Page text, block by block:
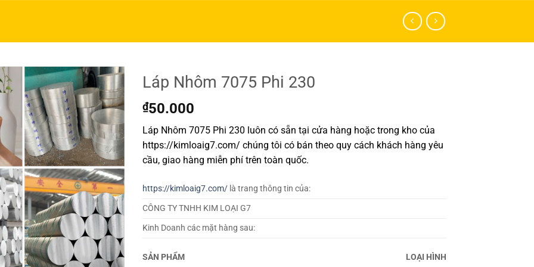
Láp Nhôm 7075 Phi 230
₫50.000
Láp Nhôm 7075 Phi 230 luôn có sẵn tại cửa hàng hoặc trong kho của
https://kimloaig7.com/ chúng tôi có bán theo quy cách khách hàng yêu
cầu, giao hàng miễn phí trên toàn quốc.
https://kimloaig7.com/ là trang thông tin của:
CÔNG TY TNHH KIM LOẠI G7
Kinh Doanh các mặt hàng sau:
SẢN PHẨM LOẠI HÌNH